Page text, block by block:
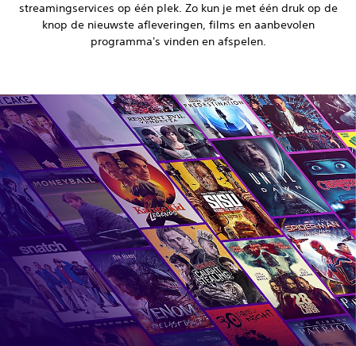
streamingservices op één plek. Zo kun je met één druk op de
knop de nieuwste afleveringen, films en aanbevolen
programma's vinden en afspelen.